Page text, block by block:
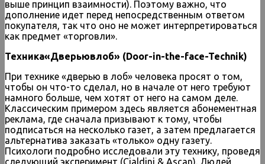
выше принцип взаимности). Поэтому важно, что
дополнение идет перед непосредственным ответом
покупателя, так что оно не может интерпретироваться
как предмет «торговли».
Техника«Дверьювлоб» (Door-in-the-face-Technik)
При технике «дверью в лоб» человека просят о том,
чтобы он что-то сделал, но в начале от него требуют
намного больше, чем хотят от него на самом деле.
Классическим примером здесь является абонементная
реклама, где сначала призывают к тому, чтобы
подписаться на несколько газет, а затем предлагается
альтернатива заказать «только» одну газету.
Психологи подробно исследовали эту технику, проведя
следующий эксперимент (Cialdini & Ascan). Людей